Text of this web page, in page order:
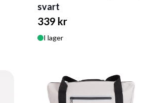
svart
339 kr
I lager